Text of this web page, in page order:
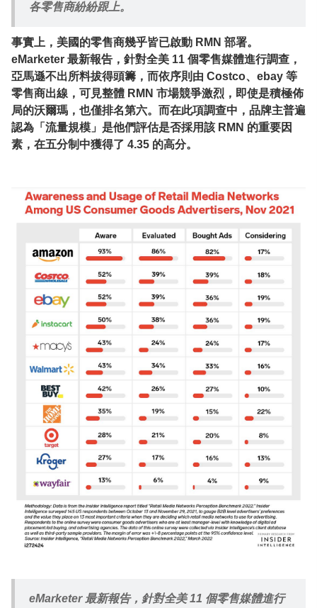
各零售商紛紛跟上。
事實上，美國的零售商幾乎皆已啟動 RMN 部署。
eMarketer 最新報告，針對全美 11 個零售媒體進行調查，
亞馬遜不出所料拔得頭籌，而依序則由 Costco、ebay 等
零售商出線，可見整體 RMN 市場競爭激烈，即使是積極佈
局的沃爾瑪，也僅排名第六。而在此項調查中，品牌主普遍
認為「流量規模」是他們評估是否採用該 RMN 的重要因
素，在五分制中獲得了 4.35 的高分。
eMarketer 最新報告，針對全美 11 個零售媒體進行